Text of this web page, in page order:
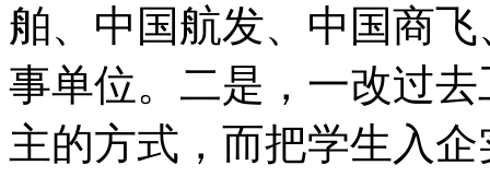
舶、中国航发、中国商
事单位。二是，一改过
主的方式，而把学生入